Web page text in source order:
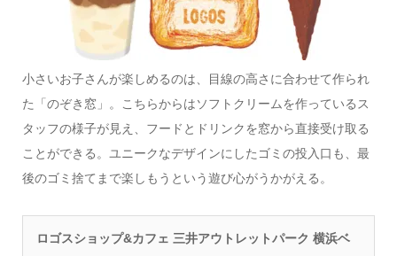
小さいお子さんが楽しめるのは、目線の高さに合わせて作られ
た「のぞき窓」。こちらからはソフトクリームを作っているス
タッフの様子が見え、フードとドリンクを窓から直接受け取る
ことができる。ユニークなデザインにしたゴミの投入口も、最
後のゴミ捨てまで楽しもうという遊び心がうかがえる。
ロゴスショップ&カフェ 三井アウトレットパーク 横浜ベ